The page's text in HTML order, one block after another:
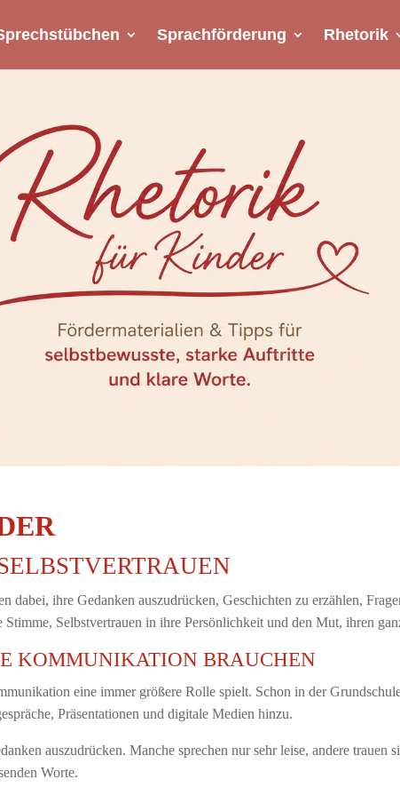
Sprachförderung Rhetorik
dabei, ihre Gedanken auszudrücken, Geschichten zu erzählen,
Selbstvertrauen in ihre Persönlichkeit und den Mut, ihren
KOMMUNIKATION BRAUCHEN
eine immer größere Rolle spielt. Schon in der
Präsentationen und digitale Medien hinzu.
auszudrücken. Manche sprechen nur sehr leise, andere trauen
Worte.